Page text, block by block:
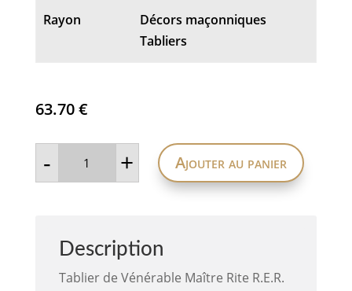
Rayon
Décors maçonniques
Tabliers
63.70€
- quantité
Vénérable
-
taus
+ Ajouter au panier
Description
Tablier de Vénérable Maître Rite R.E.R.